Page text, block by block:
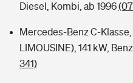
Diesel, Kombi, ab 1996
Mercedes-Benz C-Klasse,
LIMOUSINE), 141 kW,
341)